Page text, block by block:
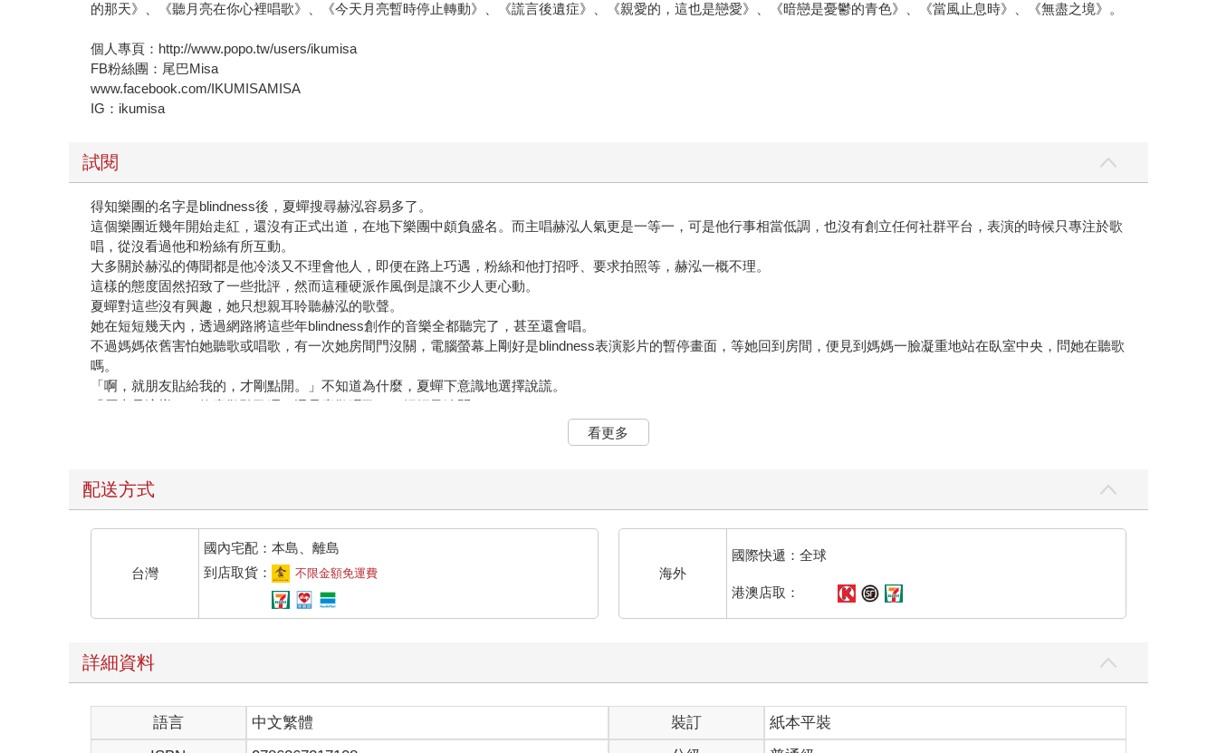
的那天》、《聽月亮在你心裡唱歌》、《今天月亮暫時停止轉動》、《謊言後遺症》、《親愛的，這也是戀愛》、《暗戀是憂鬱的青色》、《當風止息時》、《無盡之境》。
個人專頁：http://www.popo.tw/users/ikumisa
FB粉絲團：尾巴Misa
www.facebook.com/IKUMISAMISA
IG：ikumisa
試閱
得知樂團的名字是blindness後，夏蟬搜尋赫泓容易多了。
這個樂團近幾年開始走紅，還沒有正式出道，在地下樂團中頗負盛名。而主唱赫泓人氣更是一等一，可是他行事相當低調，也沒有創立任何社群平台，表演的時候只專注於歌
唱，從沒看過他和粉絲有所互動。
大多關於赫泓的傳聞都是他冷淡又不理會他人，即便在路上巧遇，粉絲和他打招呼、要求拍照等，赫泓一概不理。
這樣的態度固然招致了一些批評，然而這種硬派作風倒是讓不少人更心動。
夏蟬對這些沒有興趣，她只想親耳聆聽赫泓的歌聲。
她在短短幾天內，透過網路將這些年blindness創作的音樂全都聽完了，甚至還會唱。
不過媽媽依舊害怕她聽歌或唱歌，有一次她房間門沒關，電腦螢幕上剛好是blindness表演影片的暫停畫面，等她回到房間，便見到媽媽一臉凝重地站在臥室中央，問她在聽歌
嗎。
「啊，就朋友貼給我的，才剛點開。」不知道為什麼，夏蟬下意識地選擇說謊。
「原來是這樣……妳喜歡聽歌嗎？還是喜歡唱歌？」媽媽又追問。
「啊，沒、沒有啊，怎麼會這樣問呢？」雖然媽媽這麼說，但她的表情卻明顯流露出心虛。
「我、我沒有，是妳多心了，我只是想知道妳在做什麼而已。」面對媽媽的不自然，夏蟬也不想追問了。
既然媽媽這樣說，她就順著她的話繼續說道：「我這禮拜六要和朋友去看演唱會喔。」
「演唱會？」媽媽驚訝地重複，「是誰的演唱會？」
「一個地下樂團。」夏蟬裝作沒察覺媽媽的驚訝，「我和朋友會一起吃晚餐，結束的時間大概是九點，我會在十點前到家。」
「這麼晚了，好像不太好……」
「表演的地方離我們家很近，我們很多人，我和朋友會結伴，不會落單。」這算是善意的小謊言。
媽媽欲言又止，最後沒再多說什麼，看起來心事重重地離開了房間。
些她聽不清的話，爸爸似乎有些厭煩了，打發了幾句後就進去浴室洗澡。
夏蟬雖然覺得奇怪，原本想告訴歐芊華，但想到歐芊華在補習班開玩笑的模樣，瞬間又認為這不是什麼太重要的事。
反正父母總有一些不希望小孩喜歡的東西，只是媽媽剛好不喜歡她接觸音樂。大概是學習音樂很花錢，又不見得可以得到回報吧──夏蟬自己下了這樣的解釋。
＊
看更多
配送方式
台灣
國內宅配：本島、離島
到店取貨：
不限金額免運費 海外
國際快遞：全球
港澳店取：
詳細資料
語言 中文繁體 裝訂
紙本平裝